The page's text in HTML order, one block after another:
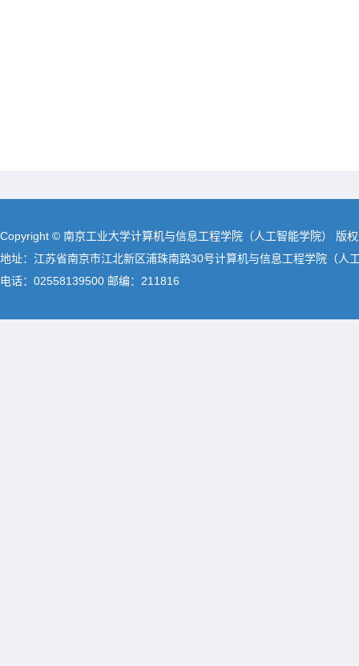
Copyright © 南京工业大学计算机与信息工程学院（人工智能学院） 版
地址：江苏省南京市江北新区浦珠南路30号计算机与信息工程学院（人
电话：02558139500 邮编：211816